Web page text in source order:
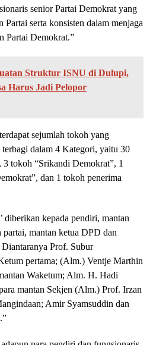
senior Partai Demokrat yang
Partai serta konsisten dalam menjaga
Partai Demokrat.”
Struktur ISNU di Dulupi,
Harus Jadi Pelopor
sejumlah tokoh yang
terbagi dalam 4 Kategori, yaitu 30
tokoh “Srikandi Demokrat”, 1
dan 1 tokoh penerima
diberikan kepada pendiri, mantan
mantan ketua DPD dan
Prof. Subur
pertama; (Alm.) Ventje Marthin
Waketum; Alm. H. Hadi
mantan Sekjen (Alm.) Prof. Irzan
Amir Syamsuddin dan